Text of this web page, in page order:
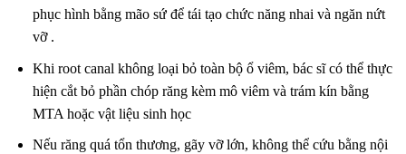
phục hình bằng mão sứ để tái tạo chức năng nhai và ngăn nứt
vỡ .
Khi root canal không loại bỏ toàn bộ ổ viêm, bác sĩ có thể thực
hiện cắt bỏ phần chóp răng kèm mô viêm và trám kín bằng
MTA hoặc vật liệu sinh học
Nếu răng quá tổn thương, gãy vỡ lớn, không thể cứu bằng nội